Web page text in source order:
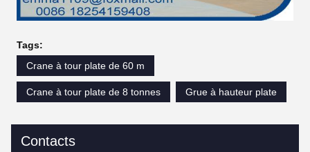
Tags:
Crane à tour plate de 60 m
Crane à tour plate de 8 tonnes Grue à hauteur plate
Contacts